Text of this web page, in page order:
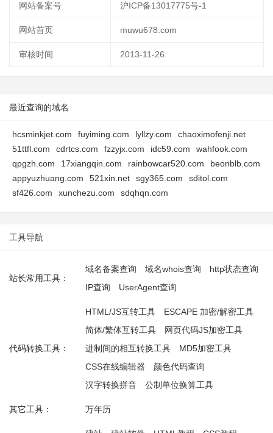
网站备案号 沪ICP备13017775号-1
网站首页 muwu678.com
审核时间 2013-11-26
最近查询的域名
hcsminkjet.com fuyiming.com lyllzy.com
chaoximofenji.net
51ttfl.com
cdrtcs.com fzzyjx.com idc59.com
wahfook.com
qpgzh.com
17xiangqin.com rainbowcar520.com
beonblb.com
appyuzhuang.com
521xin.net sgy365.com
sditol.com
sf426.com
xunchezu.com sdqhqn.com
工具导航
站长常用工具：
域名备案查询 域名whois查询
http状态查询
IP查询
UserAgent查询
代码转换工具：
HTML/JS互转工具
ESCAPE 加密/解密工具
简体/繁体互转工具
网页代码JS加密工具
进制间的相互转换工具
MD5加密工具
CSS在线编辑器
颜色代码查询
汉字转换拼音
公制单位换算工具
其它工具： 万年历